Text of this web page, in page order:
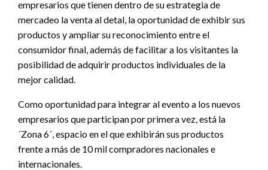
empresarios que tienen dentro de su estrategia de
mercadeo la venta al detal, la oportunidad de exhibir sus
productos y ampliar su reconocimiento entre el
consumidor final, además de facilitar a los visitantes la
posibilidad de adquirir productos individuales de la
mejor calidad.
Como oportunidad para integrar al evento a los nuevos
empresarios que participan por primera vez, está la
´Zona 6´, espacio en el que exhibirán sus productos
frente a más de 10 mil compradores nacionales e
internacionales.